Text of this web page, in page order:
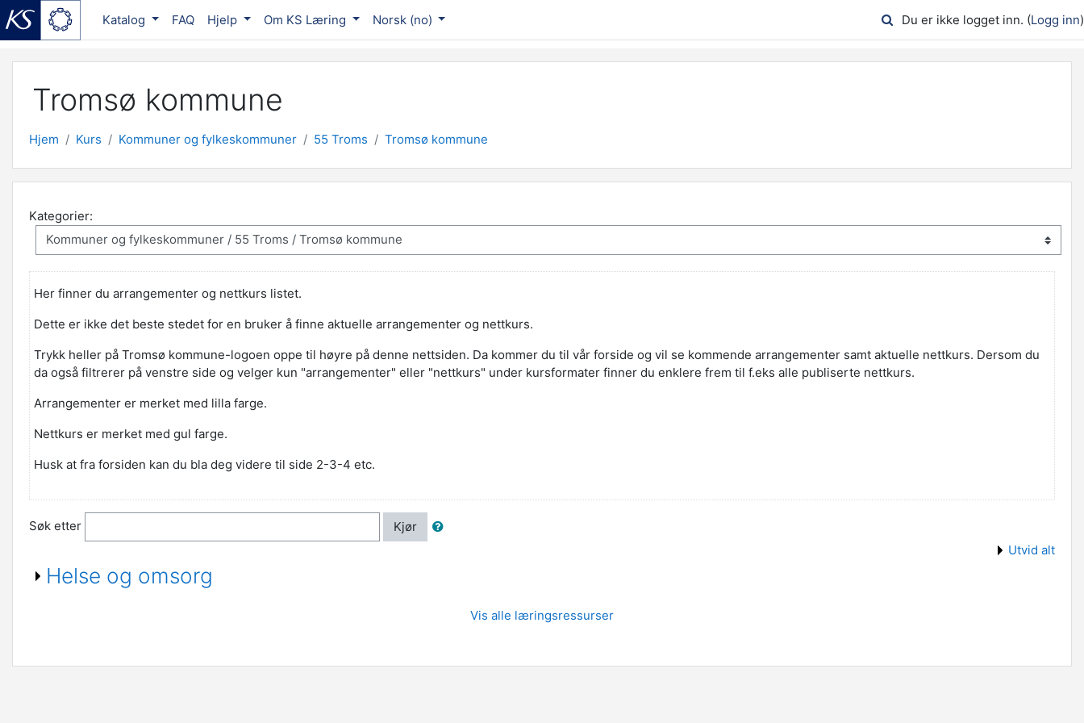
Katalog FAQ Hjelp Om KS Læring Norsk ‎(no)‎ Du er ikke logget inn. (Logg inn)
Tromsø kommune
Hjem Kurs Kommuner og fylkeskommuner 55 Troms Tromsø kommune
Kategorier:
Her finner du arrangementer og nettkurs listet.
Dette er ikke det beste stedet for en bruker å finne aktuelle arrangementer og nettkurs.
Trykk heller på Tromsø kommune-logoen oppe til høyre på denne nettsiden. Da kommer du til vår forside og vil se kommende arrangementer samt aktuelle nettkurs. Dersom du
da også filtrerer på venstre side og velger kun "arrangementer" eller "nettkurs" under kursformater finner du enklere frem til f.eks alle publiserte nettkurs.
Arrangementer er merket med lilla farge.
Nettkurs er merket med gul farge.
Husk at fra forsiden kan du bla deg videre til side 2-3-4 etc.
Søk etter
Kjør
Utvid alt
Helse og omsorg
Vis alle læringsressurser